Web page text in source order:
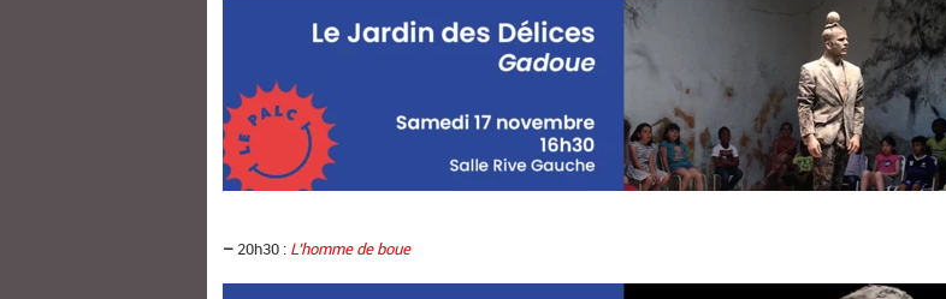
– 20h30 : L’homme de boue